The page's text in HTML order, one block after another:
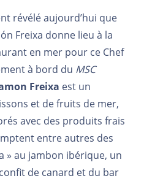
révélé aujourd’hui que
Freixa donne lieu à la
en mer pour ce Chef
à bord du MSC
Freixa est un
et de fruits de mer,
avec des produits frais
entre autres des
» au jambon ibérique, un
de canard et du bar